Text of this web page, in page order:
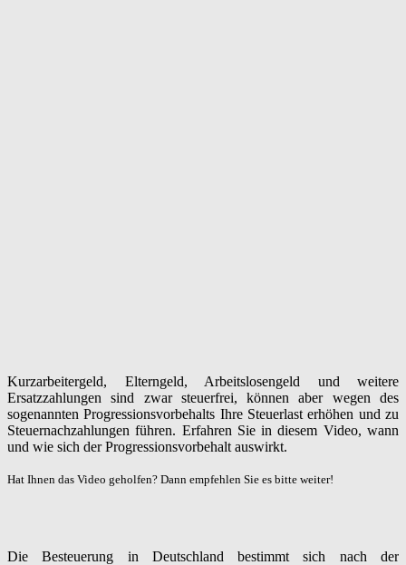
Kurzarbeitergeld, Elterngeld, Arbeitslosengeld und weitere
Ersatzzahlungen sind zwar steuerfrei, können aber wegen des
sogenannten Progressionsvorbehalts Ihre Steuerlast erhöhen und zu
Steuernachzahlungen führen. Erfahren Sie in diesem Video, wann
und wie sich der Progressionsvorbehalt auswirkt.
Hat Ihnen das Video geholfen? Dann empfehlen Sie es bitte weiter!
Die Besteuerung in Deutschland bestimmt sich nach der